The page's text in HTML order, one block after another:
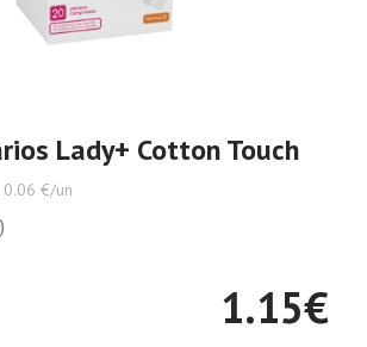
Lady+ Cotton Touch
0.06 €/un
1.15€